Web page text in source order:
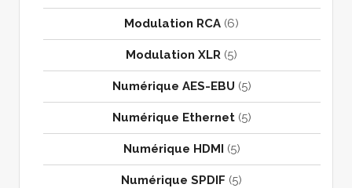
Modulation RCA (6)
Modulation XLR (5)
Numérique AES-EBU (5)
Numérique Ethernet(5)
Numérique HDMI (5)
Numérique SPDIF (5)